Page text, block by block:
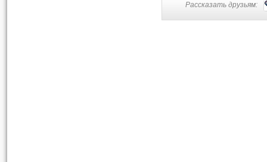
Рассказать друзьям: